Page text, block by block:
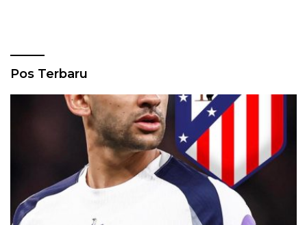
Pos Terbaru